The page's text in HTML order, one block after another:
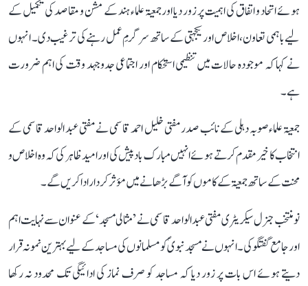
ہوئے اتحاد و اتفاق کی اہمیت پر زور دیا اور جمعیۃ علماء ہند کے مشن و مقاصد کی تکمیل کے
لیے باہمی تعاون، اخلاص اور یکجہتی کے ساتھ سرگرمِ عمل رہنے کی ترغیب دی۔ انہوں
نے کہا کہ موجودہ حالات میں تنظیمی استحکام اور اجتماعی جدوجہد وقت کی اہم ضرورت
ہے۔
جمعیۃ علماء صوبہ دہلی کے نائب صدر مفتی خلیل احمد قاسمی نے مفتی عبد الواحد قاسمی کے
انتخاب کا خیر مقدم کرتے ہوئے انہیں مبارک باد پیش کی اور امید ظاہر کی کہ وہ اخلاص و
محنت کے ساتھ جمعیۃ کے کاموں کو آگے بڑھانے میں مؤثر کردار ادا کریں گے۔
نو منتخب جنرل سیکریٹری مفتی عبد الواحد قاسمی نے ’مثالی مسجد‘ کے عنوان سے نہایت اہم
اور جامع گفتگو کی۔ انہوں نے مسجد نبویؐ کو مسلمانوں کی مساجد کے لیے بہترین نمونہ قرار
دیتے ہوئے اس بات پر زور دیا کہ مساجد کو صرف نماز کی ادائیگی تک محدود نہ رکھا